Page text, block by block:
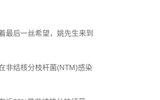
最后一丝希望，姚先生来到
非结核分枝杆菌(NTM)感染